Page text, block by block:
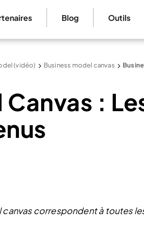
Blog Outils
(vidéo) Business model canvas
:
correspondent à toutes